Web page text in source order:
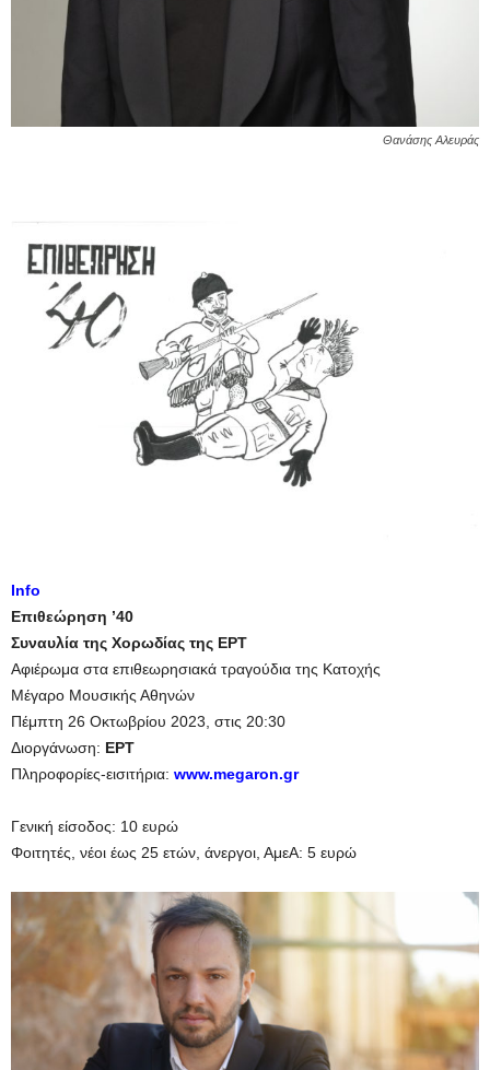
Θανάσης Αλευράς
Info
Επιθεώρηση ’40
Συναυλία της Χορωδίας της ΕΡΤ
Αφιέρωμα στα επιθεωρησιακά τραγούδια της Κατοχής
Μέγαρο Μουσικής Αθηνών
Πέμπτη 26 Οκτωβρίου 2023, στις 20:30
Διοργάνωση: ΕΡΤ
Πληροφορίες-εισιτήρια: www.megaron.gr
Γενική είσοδος: 10 ευρώ
Φοιτητές, νέοι έως 25 ετών, άνεργοι, ΑμεΑ: 5 ευρώ